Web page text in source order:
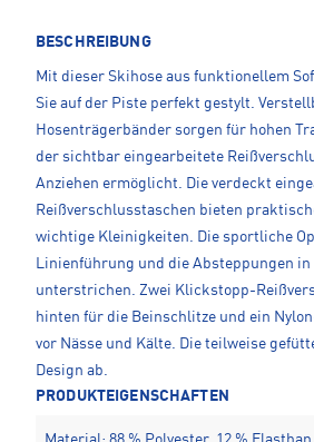
BESCHREIBUNG
Mit dieser Skihose aus funktionellem
Sie auf der Piste perfekt gestylt.
Hosenträgerbänder sorgen für hohen
der sichtbar eingearbeitete
Anziehen ermöglicht. Die verdeckt
Reißverschlusstaschen bieten
wichtige Kleinigkeiten. Die sportliche
Linienführung und die Absteppungen in
unterstrichen. Zwei Klickstopp-
hinten für die Beinschlitze und ein
vor Nässe und Kälte. Die teilweise
Design ab.
PRODUKTEIGENSCHAFTEN